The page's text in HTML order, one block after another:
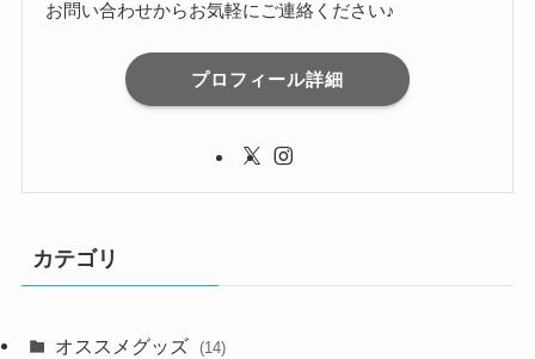
お問い合わせからお気軽にご連絡ください♪
プロフィール詳細
カテゴリ
オススメグッズ (14)